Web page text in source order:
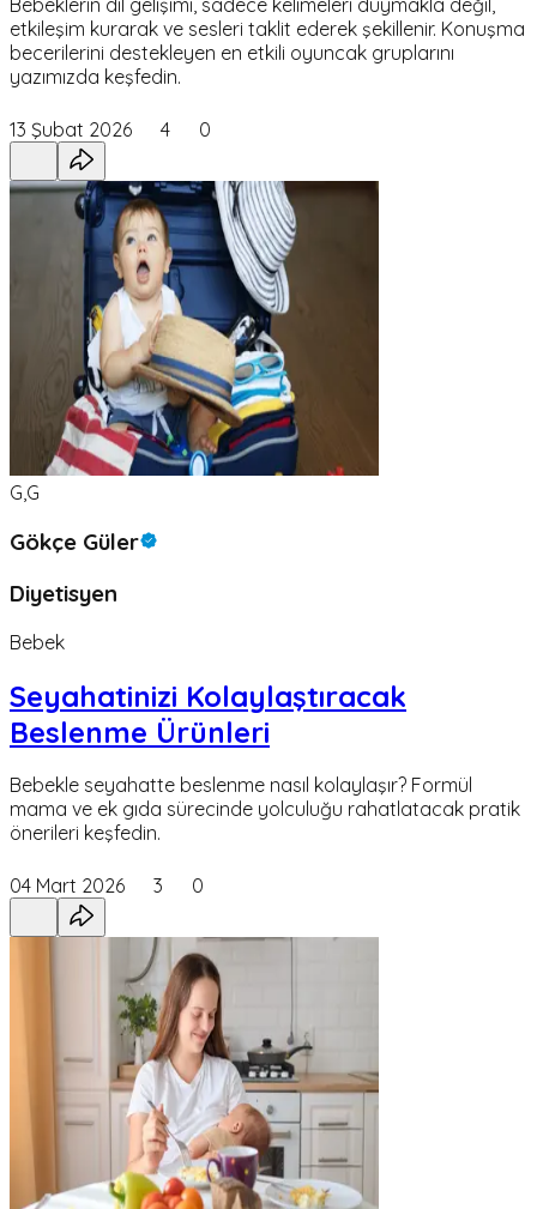
Bebeklerin dil gelişimi, sadece kelimeleri duymakla değil,
etkileşim kurarak ve sesleri taklit ederek şekillenir. Konuşma
becerilerini destekleyen en etkili oyuncak gruplarını
yazımızda keşfedin.
13 Şubat 2026 4 0
G,G
Gökçe Güler
Diyetisyen
Bebek
Seyahatinizi Kolaylaştıracak
Beslenme Ürünleri
Bebekle seyahatte beslenme nasıl kolaylaşır? Formül
mama ve ek gıda sürecinde yolculuğu rahatlatacak pratik
önerileri keşfedin.
04 Mart 2026 3 0